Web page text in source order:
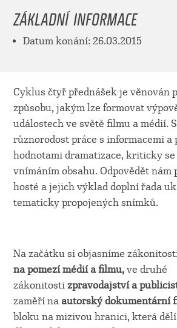
ZÁKLADNÍ INFORMACE
Datum konání: 26.03.2015
Cyklus čtyř přednášek je věnován
způsobu, jakým lze formovat
událostech ve světě filmu a médií.
různorodost práce s informacemi a
hodnotami dramatizace, kriticky se
vnímáním obsahu. Odpovědět
hosté a jejich výklad doplní řada
tematicky propojených snímků.
Na začátku si objasníme
na pomezí médií a filmu,ve druhé
zákonitosti zpravodajství a
zaměří na autorský dokumentární
bloku na mizivou hranici, která dělí